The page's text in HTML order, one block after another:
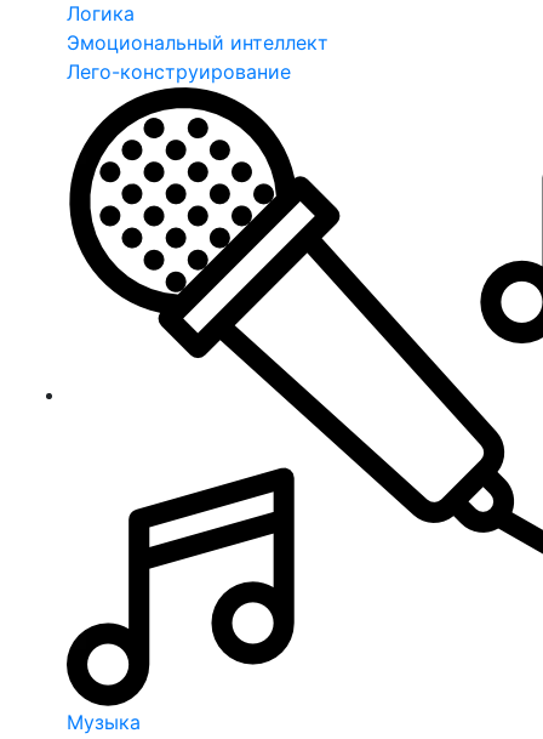
Логика
Эмоциональный интеллект
Лего-конструирование
Музыка